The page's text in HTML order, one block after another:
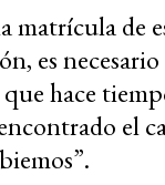
de
es
hace
el